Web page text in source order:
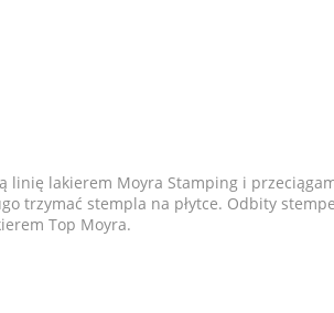
linię lakierem Moyra Stamping i
trzymać stempla na płytce. Odbity
Top Moyra.